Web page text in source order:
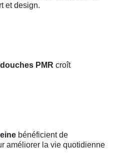
et design.
douches PMR croît
bénéficient de
améliorer la vie quotidienne